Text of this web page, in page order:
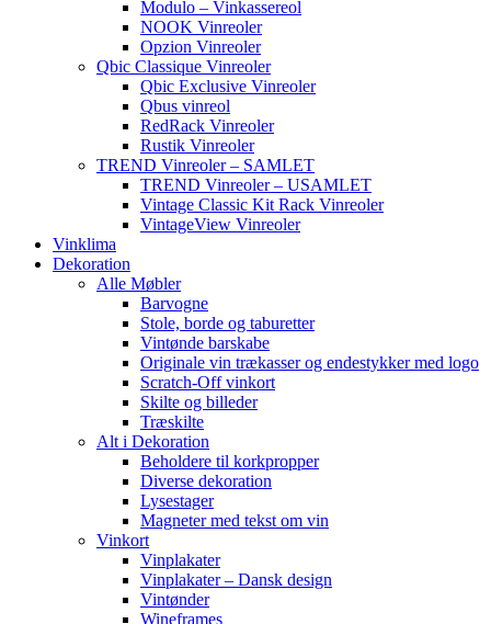
Modulo – Vinkassereol
NOOK Vinreoler
Opzion Vinreoler
Qbic Classique Vinreoler
Qbic Exclusive Vinreoler
Qbus vinreol
RedRack Vinreoler
Rustik Vinreoler
TREND Vinreoler – SAMLET
TREND Vinreoler – USAMLET
Vintage Classic Kit Rack Vinreoler
VintageView Vinreoler
Vinklima
Dekoration
Alle Møbler
Barvogne
Stole, borde og taburetter
Vintønde barskabe
Originale vin trækasser og endestykker med logo
Scratch-Off vinkort
Skilte og billeder
Træskilte
Alt i Dekoration
Beholdere til korkpropper
Diverse dekoration
Lysestager
Magneter med tekst om vin
Vinkort
Vinplakater
Vinplakater – Dansk design
Vintønder
Wineframes